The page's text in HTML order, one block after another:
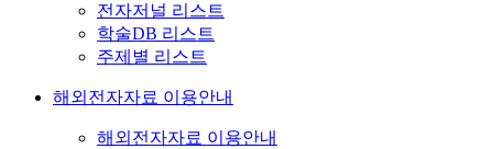
전자저널 리스트
학술DB 리스트
주제별 리스트
해외전자자료 이용안내
해외전자자료 이용안내